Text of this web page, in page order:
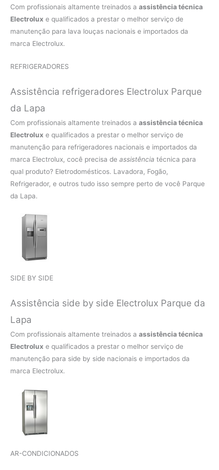
Com profissionais altamente treinados aassistência técnica
Electrolux e qualificados a prestar o melhor serviço de
manutenção para lava louças nacionais e importados da
marca Electrolux.
REFRIGERADORES
Assistência refrigeradores Electrolux Parque
da Lapa
Com profissionais altamente treinados aassistência técnica
Electrolux e qualificados a prestar o melhor serviço de
manutenção para refrigeradores nacionais e importados da
marca Electrolux, cocê precisa deassistência técnica para
qual produto? Eletrodomésticos. Lavadora, Fogão,
Refrigerador, e outros tudo isso sempre perto de você Parque
da Lapa.
SIDE BY SIDE
Assistência side by side Electrolux Parque da
Lapa
Com profissionais altamente treinados aassistência técnica
Electrolux e qualificados a prestar o melhor serviço de
manutenção para side by side nacionais e importados da
marca Electrolux.
AR-CONDICIONADOS